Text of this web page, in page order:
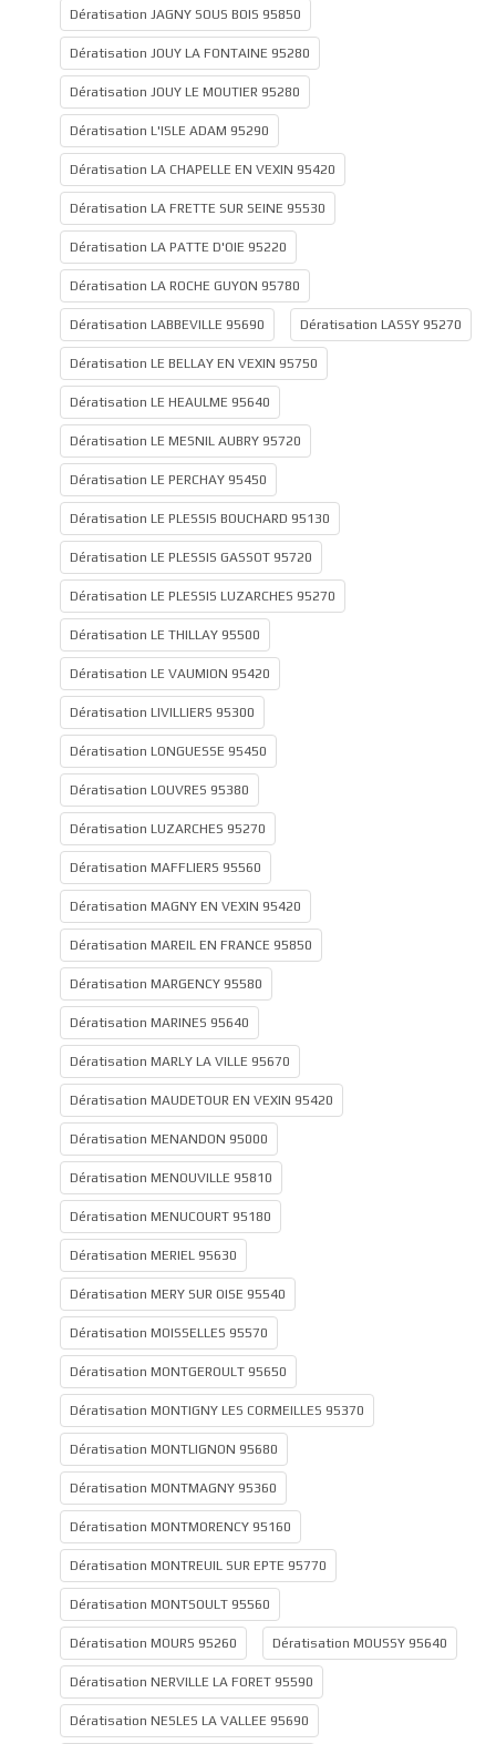
Dératisation JAGNY SOUS BOIS 95850
Dératisation JOUY LA FONTAINE 95280
Dératisation JOUY LE MOUTIER 95280
Dératisation L'ISLE ADAM 95290
Dératisation LA CHAPELLE EN VEXIN 95420
Dératisation LA FRETTE SUR SEINE 95530
Dératisation LA PATTE D'OIE 95220
Dératisation LA ROCHE GUYON 95780
Dératisation LABBEVILLE 95690 Dératisation LASSY 95270
Dératisation LE BELLAY EN VEXIN 95750
Dératisation LE HEAULME 95640
Dératisation LE MESNIL AUBRY 95720
Dératisation LE PERCHAY 95450
Dératisation LE PLESSIS BOUCHARD 95130
Dératisation LE PLESSIS GASSOT 95720
Dératisation LE PLESSIS LUZARCHES 95270
Dératisation LE THILLAY 95500
Dératisation LE VAUMION 95420
Dératisation LIVILLIERS 95300
Dératisation LONGUESSE 95450
Dératisation LOUVRES 95380
Dératisation LUZARCHES 95270
Dératisation MAFFLIERS 95560
Dératisation MAGNY EN VEXIN 95420
Dératisation MAREIL EN FRANCE 95850
Dératisation MARGENCY 95580
Dératisation MARINES 95640
Dératisation MARLY LA VILLE 95670
Dératisation MAUDETOUR EN VEXIN 95420
Dératisation MENANDON 95000
Dératisation MENOUVILLE 95810
Dératisation MENUCOURT 95180
Dératisation MERIEL 95630
Dératisation MERY SUR OISE 95540
Dératisation MOISSELLES 95570
Dératisation MONTGEROULT 95650
Dératisation MONTIGNY LES CORMEILLES 95370
Dératisation MONTLIGNON 95680
Dératisation MONTMAGNY 95360
Dératisation MONTMORENCY 95160
Dératisation MONTREUIL SUR EPTE 95770
Dératisation MONTSOULT 95560
Dératisation MOURS 95260 Dératisation MOUSSY 95640
Dératisation NERVILLE LA FORET 95590
Dératisation NESLES LA VALLEE 95690